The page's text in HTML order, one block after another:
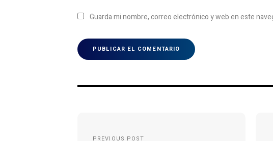
Guarda mi nombre, correo electrónico y web en este
PREVIOUS POST